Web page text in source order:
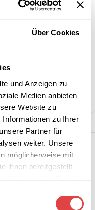
Über Cookies
und Anzeigen zu
Medien anbieten
Website zu
Informationen zu Ihrer
Partner für
weiter. Unsere
möglicherweise mit
ihnen bereitgestellt
B2B-Angebot
anfordern
Crepeeisen